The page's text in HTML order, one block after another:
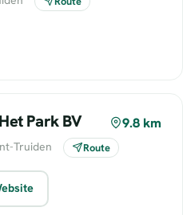
Park BV 9.8 km
Truiden Route